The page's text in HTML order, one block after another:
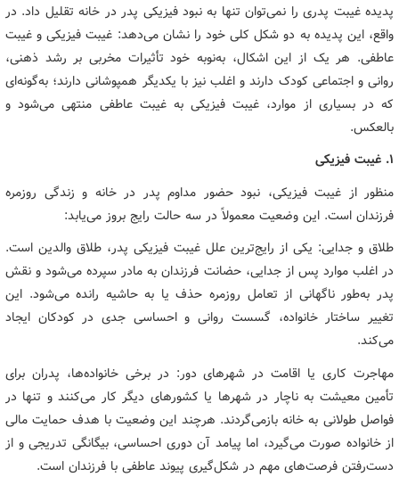
پدیده غیبت پدری را نمی‌توان تنها به نبود فیزیکی پدر در خانه تقلیل داد. در
واقع، این پدیده به دو شکل کلی خود را نشان می‌دهد: غیبت فیزیکی و غیبت
عاطفی. هر یک از این اشکال، به‌نوبه‌ خود تأثیرات مخربی بر رشد ذهنی،
روانی و اجتماعی کودک دارند و اغلب نیز با یکدیگر همپوشانی دارند؛ به‌گونه‌ای
که در بسیاری از موارد، غیبت فیزیکی به غیبت عاطفی منتهی می‌شود و
بالعکس.
۱. غیبت فیزیکی
منظور از غیبت فیزیکی، نبود حضور مداوم پدر در خانه و زندگی روزمره
فرزندان است. این وضعیت معمولاً در سه حالت رایج بروز می‌یابد:
طلاق و جدایی: یکی از رایج‌ترین علل غیبت فیزیکی پدر، طلاق والدین است.
در اغلب موارد پس از جدایی، حضانت فرزندان به مادر سپرده می‌شود و نقش
پدر به‌طور ناگهانی از تعامل روزمره حذف یا به حاشیه رانده می‌شود. این
تغییر ساختار خانواده، گسست روانی و احساسی جدی در کودکان ایجاد
می‌کند.
مهاجرت کاری یا اقامت در شهرهای دور: در برخی خانواده‌ها، پدران برای
تأمین معیشت به ناچار در شهرها یا کشورهای دیگر کار می‌کنند و تنها در
فواصل طولانی به خانه بازمی‌گردند. هرچند این وضعیت با هدف حمایت مالی
از خانواده صورت می‌گیرد، اما پیامد آن دوری احساسی، بیگانگی تدریجی و از
دست‌رفتن فرصت‌های مهم در شکل‌گیری پیوند عاطفی با فرزندان است.